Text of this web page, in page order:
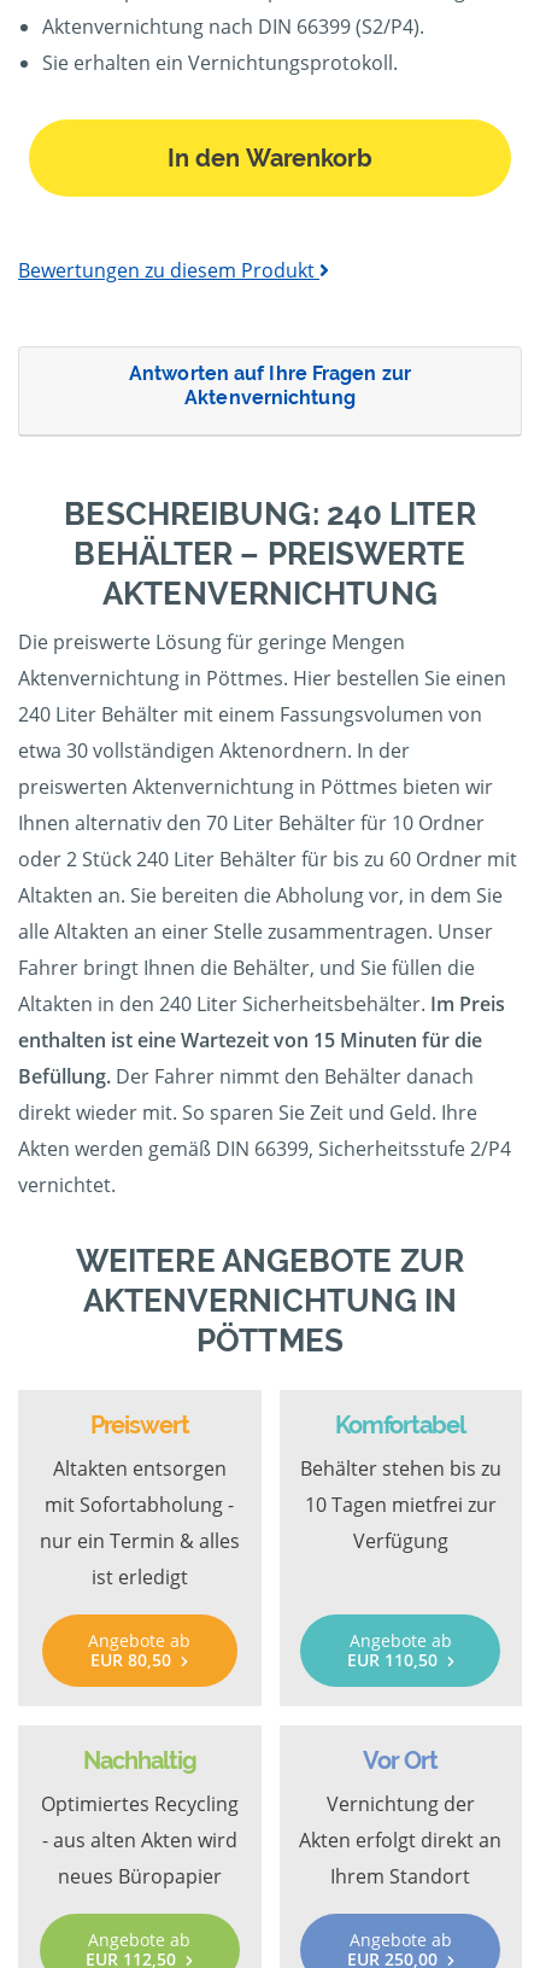
Aktenvernichtung nach DIN 66399 (S2/P4).
Sie erhalten ein Vernichtungsprotokoll.
In den Warenkorb
Bewertungen zu diesem Produkt
Antworten auf Ihre Fragen zur
Aktenvernichtung
BESCHREIBUNG: 240 LITER
BEHÄLTER – PREISWERTE
AKTENVERNICHTUNG
Die preiswerte Lösung für geringe Mengen
Aktenvernichtung in Pöttmes. Hier bestellen Sie einen
240 Liter Behälter mit einem Fassungsvolumen von
etwa 30 vollständigen Aktenordnern. In der
preiswerten Aktenvernichtung in Pöttmes bieten wir
Ihnen alternativ den 70 Liter Behälter für 10 Ordner
oder 2 Stück 240 Liter Behälter für bis zu 60 Ordner mit
Altakten an. Sie bereiten die Abholung vor, in dem Sie
alle Altakten an einer Stelle zusammentragen. Unser
Fahrer bringt Ihnen die Behälter, und Sie füllen die
Altakten in den 240 Liter Sicherheitsbehälter. Im Preis
enthalten ist eine Wartezeit von 15 Minuten für die
Befüllung. Der Fahrer nimmt den Behälter danach
direkt wieder mit. So sparen Sie Zeit und Geld. Ihre
Akten werden gemäß DIN 66399, Sicherheitsstufe 2/P4
vernichtet.
WEITERE ANGEBOTE ZUR
AKTENVERNICHTUNG IN
PÖTTMES
Preiswert
Altakten entsorgen
mit Sofortabholung -
nur ein Termin & alles
ist erledigt
Angebote ab
EUR 80,50
Komfortabel
Behälter stehen bis zu
10 Tagen mietfrei zur
Verfügung
Angebote ab
EUR 110,50
Nachhaltig
Optimiertes Recycling
- aus alten Akten wird
neues Büropapier
Angebote ab
EUR 112,50
Vor Ort
Vernichtung der
Akten erfolgt direkt an
Ihrem Standort
Angebote ab
EUR 250,00